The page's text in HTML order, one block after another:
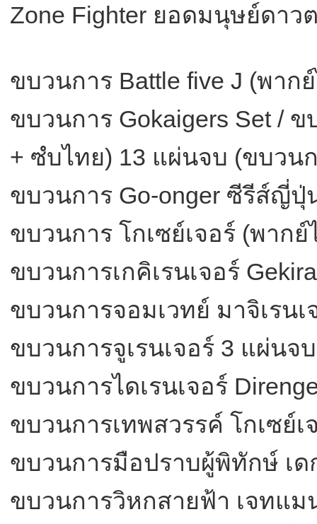
Zone Fighter ยอดมนุษย์ดาว
ขบวนการ Battle five J (พาก
ขบวนการ Gokaigers Set /
+ ซํบไทย) 13 แผ่นจบ (ขบวน
ขบวนการ Go-onger ซีรีส์ญี่
ขบวนการ โกเซย์เจอร์ (พาก
ขบวนการเกคิเรนเจอร์
ขบวนการจอมเวทย์ มาจิเรน
ขบวนการจูเรนเจอร์ 3 แผ่นจบ
ขบวนการไดเรนเจอร์
ขบวนการเทพสวรรค์ โกเซย์
ขบวนการมือปราบผู้พิทักษ์ เด
ขบวนการวิหกสายฟ้า เจทแม